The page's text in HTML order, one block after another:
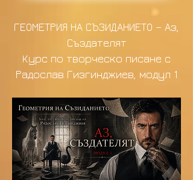
ГЕОМЕТРИЯ НА СЪЗИДАНИЕТО – Аз,
Създателят
Курс по творческо писане с
Радослав Гизгинджиев, модул 1